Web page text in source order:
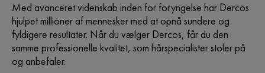
Med avanceret videnskab inden for foryngelse har Dercos
hjulpet millioner af mennesker med at opnå sundere og
fyldigere resultater. Når du vælger Dercos, får du den
samme professionelle kvalitet, som hårspecialister stoler på
og anbefaler.